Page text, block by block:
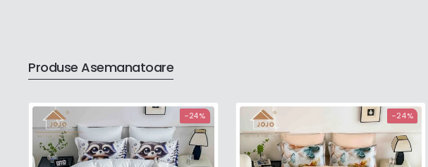
Produse Asemanatoare
-24%
-24%